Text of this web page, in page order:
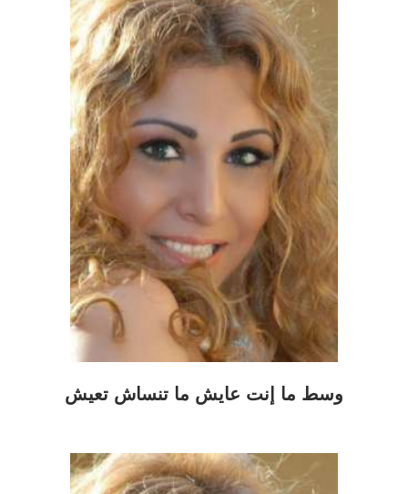
وسط ما إنت عايش ما تنساش تعيش